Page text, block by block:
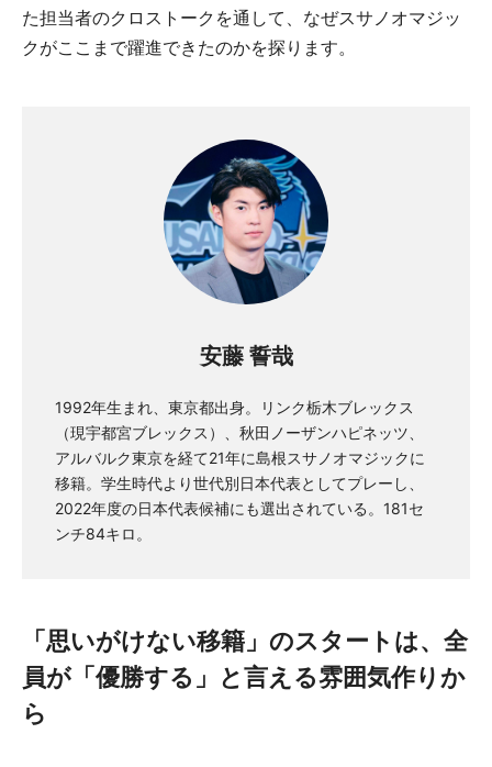
た担当者のクロストークを通して、なぜスサノオマジッ
クがここまで躍進できたのかを探ります。
安藤 誓哉
1992年生まれ、東京都出身。リンク栃木ブレックス
（現宇都宮ブレックス）、秋田ノーザンハピネッツ、
アルバルク東京を経て21年に島根スサノオマジックに
移籍。学生時代より世代別日本代表としてプレーし、
2022年度の日本代表候補にも選出されている。181セ
ンチ84キロ。
「思いがけない移籍」のスタートは、全
員が「優勝する」と言える雰囲気作りか
ら